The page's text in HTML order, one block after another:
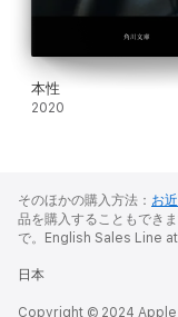
本性
2020
そのほかの購入方法： お
品を購入することもでき
で。English Sales Line
日本
Copyright © 2024